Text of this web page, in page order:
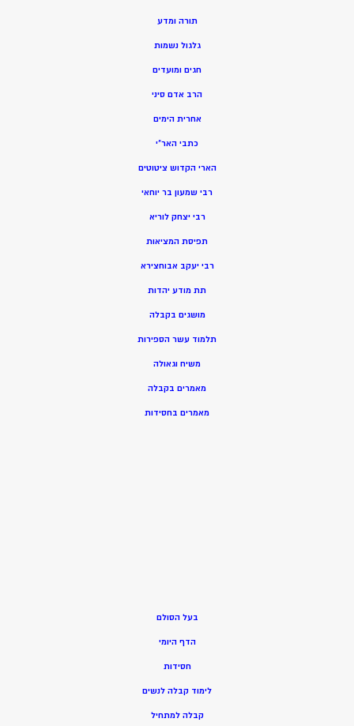
תורה ומדע
גלגול נשמות
חגים ומועדים
הרב אדם סיני
אחרית הימים
כתבי האר”י
הארי הקדוש ציטוטים
רבי שמעון בר יוחאי
רבי יצחק לוריא
תפיסת המציאות
רבי יעקב אבוחצירא
תת מודע יהדות
מושגים בקבלה
תלמוד עשר הספירות
משיח וגאולה
מאמרים בקבלה
מאמרים בחסידות
בעל הסולם
הדף היומי
חסידות
לימוד קבלה לנשים
קבלה למתחיל